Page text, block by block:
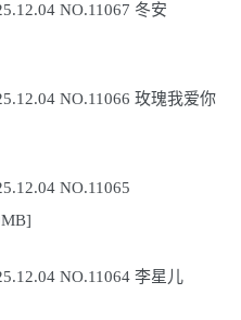
NO.11067 冬安
NO.11066 玫瑰我爱你
NO.11065
NO.11064 李星儿